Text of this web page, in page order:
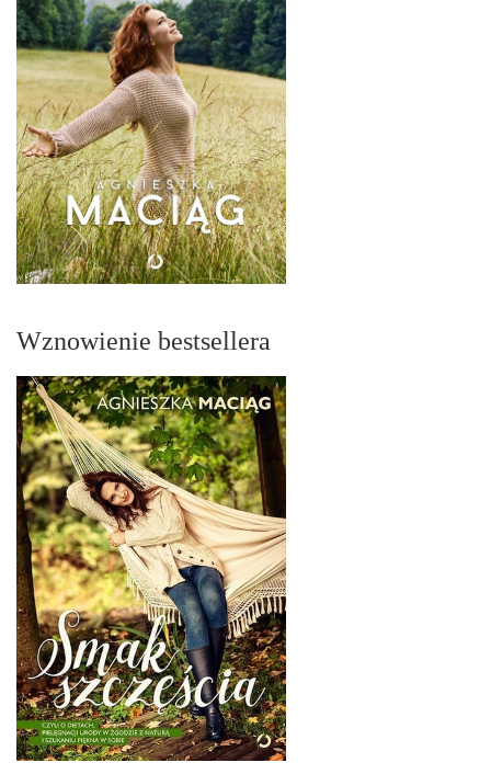
Wznowienie bestsellera